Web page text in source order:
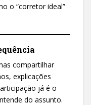
o “corretor ideal”
compartilhar
explicações
já é o
do assunto.